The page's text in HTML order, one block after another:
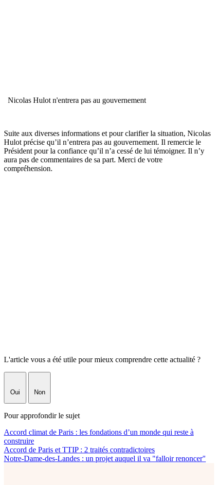
Nicolas Hulot n'entrera pas au gouvernement
Suite aux diverses informations et pour clarifier la situation, Nicolas
Hulot précise qu’il n’entrera pas au gouvernement. Il remercie le
Président pour la confiance qu’il n’a cessé de lui témoigner. Il n’y
aura pas de commentaires de sa part. Merci de votre
compréhension.
L'article vous a été utile pour mieux comprendre cette actualité ?
Oui Non
Pour approfondir le sujet
Accord climat de Paris : les fondations d’un monde qui reste à
construire
Accord de Paris et TTIP : 2 traités contradictoires
Notre-Dame-des-Landes : un projet auquel il va "falloir renoncer"